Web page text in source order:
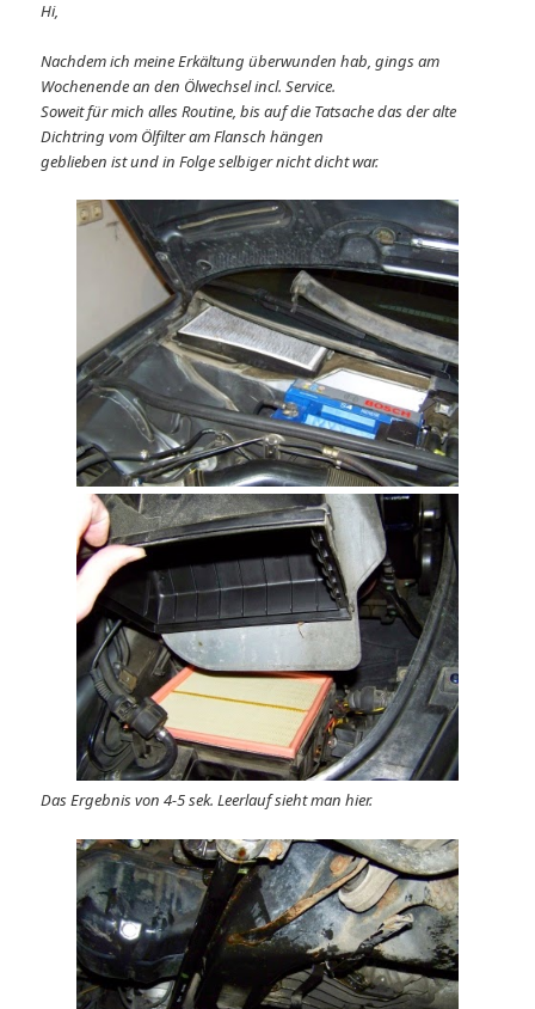
Hi,
Nachdem ich meine Erkältung überwunden hab, gings am
Wochenende an den Ölwechsel incl. Service.
Soweit für mich alles Routine, bis auf die Tatsache das der alte
Dichtring vom Ölfilter am Flansch hängen
geblieben ist und in Folge selbiger nicht dicht war.
Das Ergebnis von 4-5 sek. Leerlauf sieht man hier.